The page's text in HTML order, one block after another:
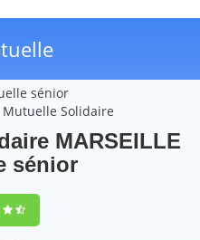
sénior
Solidaire
MARSEILLE
sénior